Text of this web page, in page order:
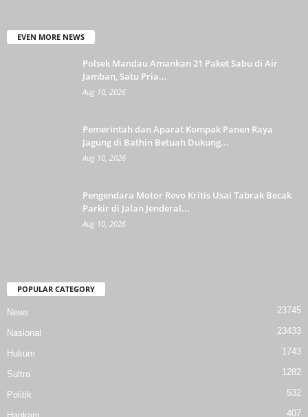
EVEN MORE NEWS
Polsek Mandau Amankan 21 Paket Sabu di Air
Jamban, Satu Pria...
Aug 10, 2026
Pemerintah dan Aparat Kompak Panen Raya
Jagung di Bathin Betuah Dukung...
Aug 10, 2026
Pengendara Motor Revo Kritis Usai Tabrak Becak
Parkir di Jalan Jenderal...
Aug 10, 2026
POPULAR CATEGORY
News 23745
Nasional 23433
Hukum 1743
Sultra 1282
Politik 532
407